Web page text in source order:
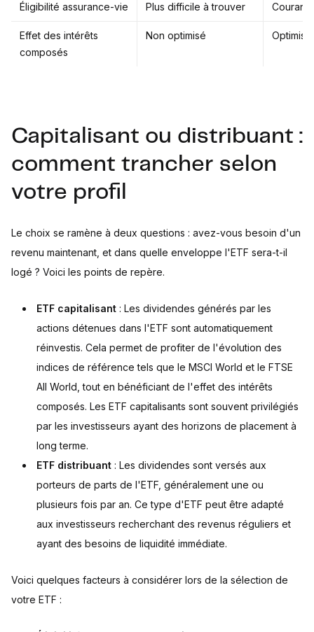
Éligibilité assurance-vie Plus difficile à trouver Courant
Effet des intérêts
composés
Non optimisé Optimisé
Capitalisant ou distribuant :
comment trancher selon
votre profil
Le choix se ramène à deux questions : avez-vous besoin d'un
revenu maintenant, et dans quelle enveloppe l'ETF sera-t-il
logé ? Voici les points de repère.
ETF capitalisant : Les dividendes générés par les
actions détenues dans l'ETF sont automatiquement
réinvestis. Cela permet de profiter de l'évolution des
indices de référence tels que le MSCI World et le FTSE
All World, tout en bénéficiant de l'effet des intérêts
composés. Les ETF capitalisants sont souvent privilégiés
par les investisseurs ayant des horizons de placement à
long terme.
ETF distribuant : Les dividendes sont versés aux
porteurs de parts de l'ETF, généralement une ou
plusieurs fois par an. Ce type d'ETF peut être adapté
aux investisseurs recherchant des revenus réguliers et
ayant des besoins de liquidité immédiate.
Voici quelques facteurs à considérer lors de la sélection de
votre ETF :